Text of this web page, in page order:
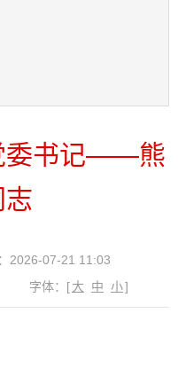
委书记——熊
志
2026-07-21 11:03
字体： [大 中 小]